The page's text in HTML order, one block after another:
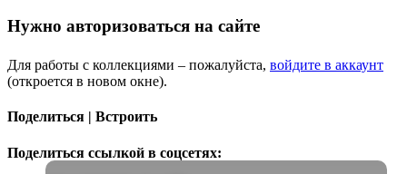
Нужно авторизоваться на сайте
Для работы с коллекциями – пожалуйста, войдите в аккаунт
(откроется в новом окне).
Поделиться | Встроить
Поделиться ссылкой в соцсетях: